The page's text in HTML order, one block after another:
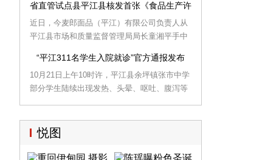
把控、宣传引导等方面入手，多管齐下打造“水
美型”城市。街道清洗——凌晨开始的精准除污
随着城市化建设的快速推进，市环卫局坚持顺
扫保洁的基础上，大力提升机械作业水平，推
动中心城区环卫工作步入了集机械清扫、高压
冲洗、护栏清洗、洒水降尘、洗扫吸污和人工
保洁于一体的新型作业轨道。街道清洗是岳阳
古城的清爽靓丽，也洗出了工作的精干高效。
省直管试点县平江县核发首张《食品生产许可证》
近日，今麦郎面品（平江）有限公司负责人从
平江县市场和质量监督管理局局长童湘平手中
试点县平江县依据新版《食品安全法》《食品
生产许可管理办法》颁发的首张《食品生产许
可证》
“平江311名学生入院就诊”官方通报发布
10月21日上午10时许，平江县余坪镇张市中学
部分学生陆续出现发热、头晕、呕吐、腹泻等
截至23日16时30分，共收治、留观学生311
人，经省、市、县疾控部门根据国家标准已经
确诊细菌性痢疾4例，其余收治学生的采样标
悦图